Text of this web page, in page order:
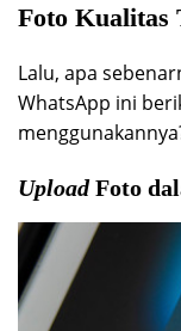
Foto Kualitas
Lalu, apa
WhatsApp ini
UploadFoto